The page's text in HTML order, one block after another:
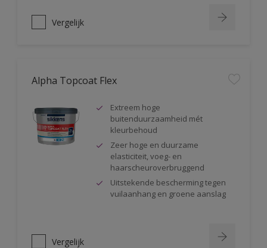
Vergelijk
Alpha Topcoat Flex
Extreem hoge
buitenduurzaamheid mét
kleurbehoud
Zeer hoge en duurzame
elasticiteit, voeg- en
haarscheuroverbruggend
Uitstekende bescherming tegen
vuilaanhang en groene aanslag
Vergelijk